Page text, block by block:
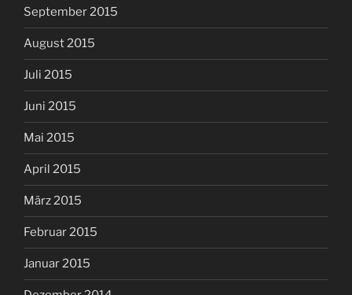
September 2015
August 2015
Juli 2015
Juni 2015
Mai 2015
April 2015
März 2015
Februar 2015
Januar 2015